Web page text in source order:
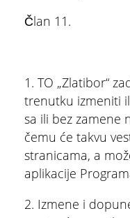
Član 11.
1. TO „Zlatibor“
trenutku izmeniti
sa ili bez zamene
čemu će takvu
stranicama, a
aplikacije
2. Izmene i